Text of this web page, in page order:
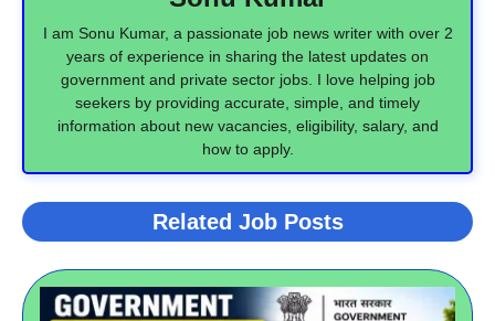
I am Sonu Kumar, a passionate job news writer with over 2
years of experience in sharing the latest updates on
government and private sector jobs. I love helping job
seekers by providing accurate, simple, and timely
information about new vacancies, eligibility, salary, and
how to apply.
Related Job Posts